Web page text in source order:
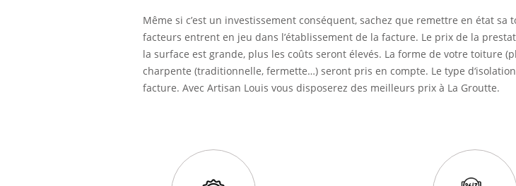
Même si c’est un investissement conséquent, sachez que remettre en état
facteurs entrent en jeu dans l’établissement de la facture. Le prix de la
la surface est grande, plus les coûts seront élevés. La forme de votre toiture
charpente (traditionnelle, fermette…) seront pris en compte. Le type
facture. Avec Artisan Louis vous disposerez des meilleurs prix à La Groutte.